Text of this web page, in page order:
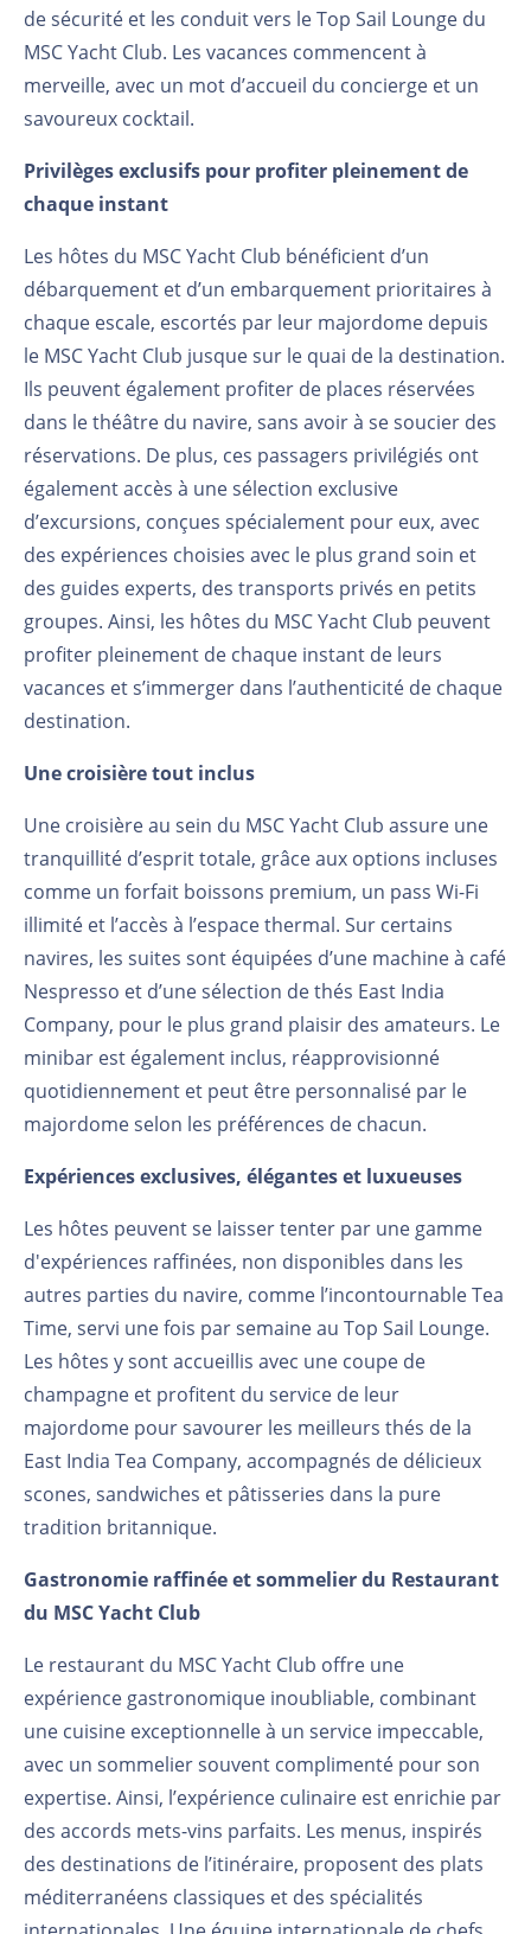
de sécurité et les conduit vers le Top Sail Lounge du
MSC Yacht Club. Les vacances commencent à
merveille, avec un mot d’accueil du concierge et un
savoureux cocktail.
Privilèges exclusifs pour profiter pleinement de
chaque instant
Les hôtes du MSC Yacht Club bénéficient d’un
débarquement et d’un embarquement prioritaires à
chaque escale, escortés par leur majordome depuis
le MSC Yacht Club jusque sur le quai de la destination.
Ils peuvent également profiter de places réservées
dans le théâtre du navire, sans avoir à se soucier des
réservations. De plus, ces passagers privilégiés ont
également accès à une sélection exclusive
d’excursions, conçues spécialement pour eux, avec
des expériences choisies avec le plus grand soin et
des guides experts, des transports privés en petits
groupes. Ainsi, les hôtes du MSC Yacht Club peuvent
profiter pleinement de chaque instant de leurs
vacances et s’immerger dans l’authenticité de chaque
destination.
Une croisière tout inclus
Une croisière au sein du MSC Yacht Club assure une
tranquillité d’esprit totale, grâce aux options incluses
comme un forfait boissons premium, un pass Wi-Fi
illimité et l’accès à l’espace thermal. Sur certains
navires, les suites sont équipées d’une machine à café
Nespresso et d’une sélection de thés East India
Company, pour le plus grand plaisir des amateurs. Le
minibar est également inclus, réapprovisionné
quotidiennement et peut être personnalisé par le
majordome selon les préférences de chacun.
Expériences exclusives, élégantes et luxueuses
Les hôtes peuvent se laisser tenter par une gamme
d'expériences raffinées, non disponibles dans les
autres parties du navire, comme l’incontournable Tea
Time, servi une fois par semaine au Top Sail Lounge.
Les hôtes y sont accueillis avec une coupe de
champagne et profitent du service de leur
majordome pour savourer les meilleurs thés de la
East India Tea Company, accompagnés de délicieux
scones, sandwiches et pâtisseries dans la pure
tradition britannique.
Gastronomie raffinée et sommelier du Restaurant
du MSC Yacht Club
Le restaurant du MSC Yacht Club offre une
expérience gastronomique inoubliable, combinant
une cuisine exceptionnelle à un service impeccable,
avec un sommelier souvent complimenté pour son
expertise. Ainsi, l’expérience culinaire est enrichie par
des accords mets-vins parfaits. Les menus, inspirés
des destinations de l’itinéraire, proposent des plats
méditerranéens classiques et des spécialités